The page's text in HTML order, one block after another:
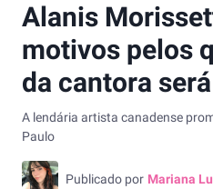
Alanis
motivos pelos
da cantora
A lendária artista canadense
Paulo
Publicado por Mariana